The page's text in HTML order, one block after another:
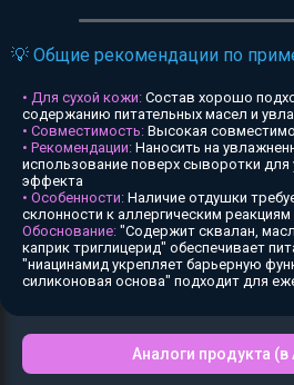
💡 Общие рекомендации по
• Для сухой кожи: Состав хорошо
содержанию питательных масел и
• Совместимость: Высокая
• Рекомендации: Наносить на
использование поверх сыворотки
эффекта
• Особенности: Наличие отдушки
склонности к аллергическим реакциям
Обоснование: "Содержит сквалан,
каприк триглицерид" обеспечивает
"ниацинамид укрепляет барьерную
силиконовая основа" подходит для
Аналоги продукта (в